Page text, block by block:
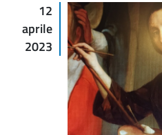
12
aprile
2023